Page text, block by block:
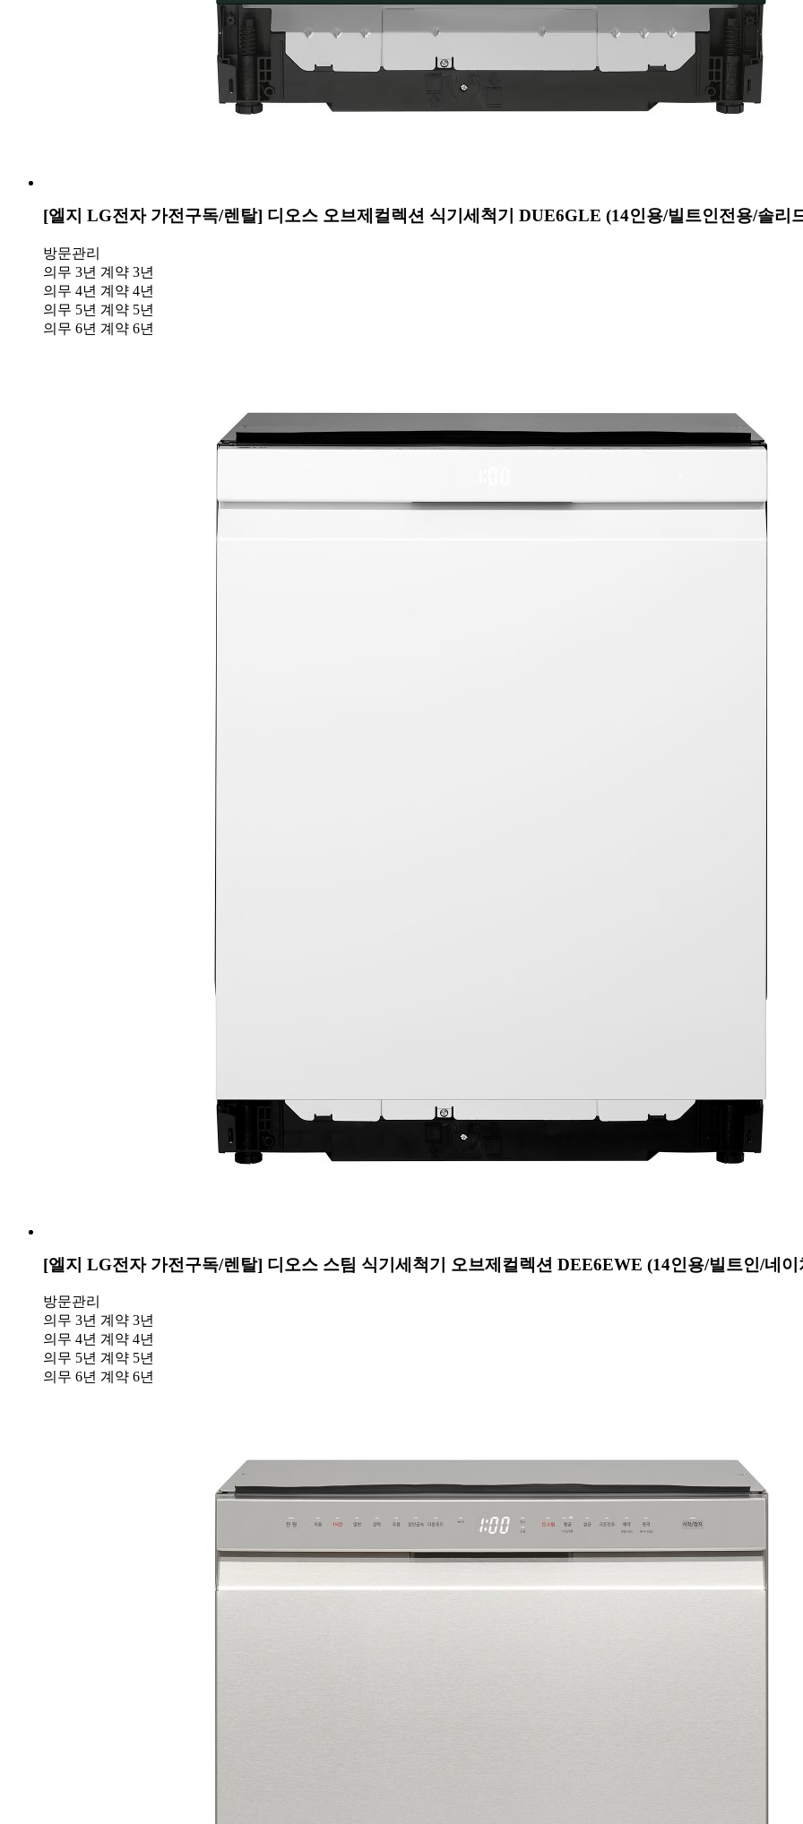
[엘지 LG전자 가전구독/렌탈] 디오스 오브제컬렉션 식기세척기 DUE6GLE (14인용/빌트인전용/솔리
방문관리
의무 3년 계약 3년
의무 4년 계약 4년
의무 5년 계약 5년
의무 6년 계약 6년
[엘지 LG전자 가전구독/렌탈] 디오스 스팀 식기세척기 오브제컬렉션 DEE6EWE (14인용/빌트인/네이
방문관리
의무 3년 계약 3년
의무 4년 계약 4년
의무 5년 계약 5년
의무 6년 계약 6년